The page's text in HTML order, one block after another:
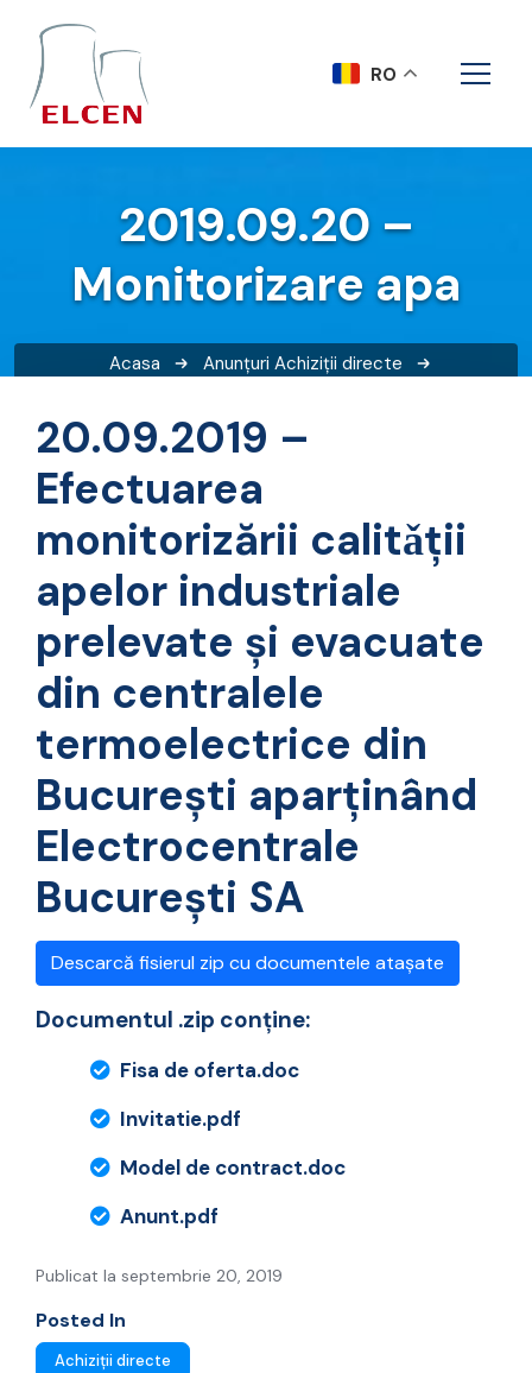
2019.09.20 –
Monitorizare apa
Acasa Anunțuri Achiziții directe
20.09.2019 –
Efectuarea
monitorizării calitǎţii
apelor industriale
prelevate şi evacuate
din centralele
termoelectrice din
Bucureşti aparţinând
Electrocentrale
Bucureşti SA
Descarcă fisierul zip cu documentele atașate
Documentul .zip conține:
Fisa de oferta.doc
Invitatie.pdf
Model de contract.doc
Anunt.pdf
Publicat la septembrie 20, 2019
Posted In
Achiziții directe
RO